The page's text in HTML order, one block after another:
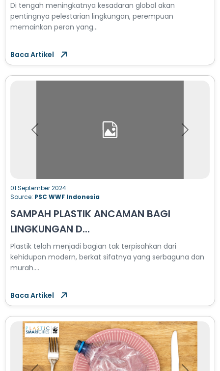
Di tengah meningkatnya kesadaran global akan
pentingnya pelestarian lingkungan, perempuan
memainkan peran yang...
Baca Artikel
Previous Next
01 September 2024
Source: PSC WWF Indonesia
SAMPAH PLASTIK ANCAMAN BAGI
LINGKUNGAN D...
Plastik telah menjadi bagian tak terpisahkan dari
kehidupan modern, berkat sifatnya yang serbaguna dan
murah....
Baca Artikel